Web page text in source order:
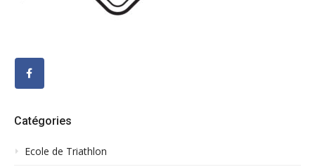
Catégories
Ecole de Triathlon